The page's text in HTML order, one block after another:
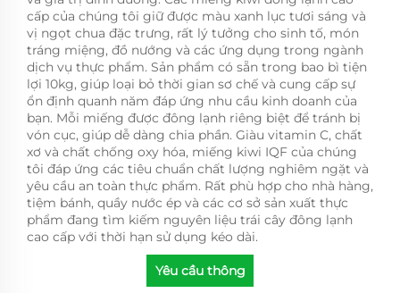
cấp của chúng tôi giữ được màu xanh lục tươi sáng và
vị ngọt chua đặc trưng, rất lý tưởng cho sinh tố, món
tráng miệng, đồ nướng và các ứng dụng trong ngành
dịch vụ thực phẩm. Sản phẩm có sẵn trong bao bì tiện
lợi 10kg, giúp loại bỏ thời gian sơ chế và cung cấp sự
ổn định quanh năm đáp ứng nhu cầu kinh doanh của
bạn. Mỗi miếng được đông lạnh riêng biệt để tránh bị
vón cục, giúp dễ dàng chia phần. Giàu vitamin C, chất
xơ và chất chống oxy hóa, miếng kiwi IQF của chúng
tôi đáp ứng các tiêu chuẩn chất lượng nghiêm ngặt và
yêu cầu an toàn thực phẩm. Rất phù hợp cho nhà hàng,
tiệm bánh, quầy nước ép và các cơ sở sản xuất thực
phẩm đang tìm kiếm nguyên liệu trái cây đông lạnh
cao cấp với thời hạn sử dụng kéo dài.
Yêu cầu thông